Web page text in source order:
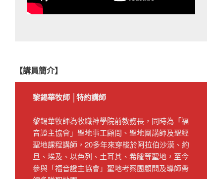
【講員簡介】
黎錫華牧師 │特約講師
黎錫華牧師為牧職神學院前教務長，同時為「福
音證主協會」聖地事工顧問、聖地團講師及聖經
聖地課程講師，20多年來穿梭於阿拉伯沙漠、約
旦、埃及、以色列、土耳其、希臘等聖地，至今
參與「福音證主協會」聖地考察團顧問及導師帶